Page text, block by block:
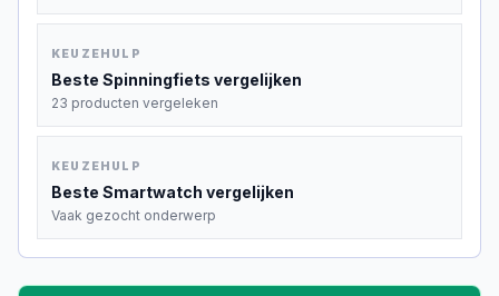
KEUZEHULP
Beste Spinningfiets vergelijken
23 producten vergeleken
KEUZEHULP
Beste Smartwatch vergelijken
Vaak gezocht onderwerp